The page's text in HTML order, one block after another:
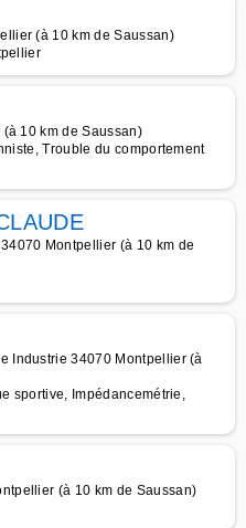
(à 10 km de Saussan)
10 km de Saussan)
Trouble du comportement
Montpellier (à 10 km de
Industrie 34070 Montpellier (à
sportive, Impédancemétrie,
(à 10 km de Saussan)